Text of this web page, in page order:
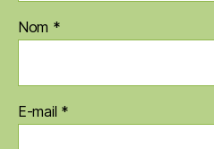
Nom *
E-mail *